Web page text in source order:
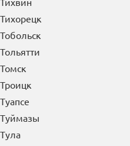
Тихорецк
Тобольск
Тольятти
Томск
Троицк
Туапсе
Туймазы
Тула